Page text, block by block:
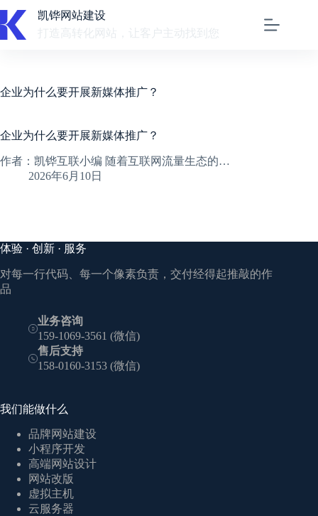
至
凯铧网站建设
打造高转化网站，让客户主动找到您
企业为什么要开展新媒体推广？
企业为什么要开展新媒体推广？
作者：凯铧互联小编 随着互联网流量生态的…
2026年6月10日
体验 · 创新 · 服务
对每一行代码、每一个像素负责，交付经得起推敲的作
品
业务咨询
159-1069-3561 (微信)
售后支持
158-0160-3153 (微信)
我们能做什么
品牌网站建设
小程序开发
高端网站设计
网站改版
虚拟主机
云服务器